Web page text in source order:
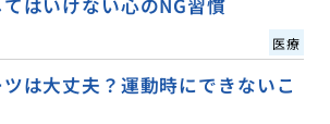
はいけない心のNG習慣
医療
は大丈夫？運動時にできないこ